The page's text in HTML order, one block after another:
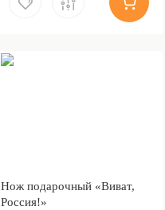
Нож подарочный «Виват,
Россия!»